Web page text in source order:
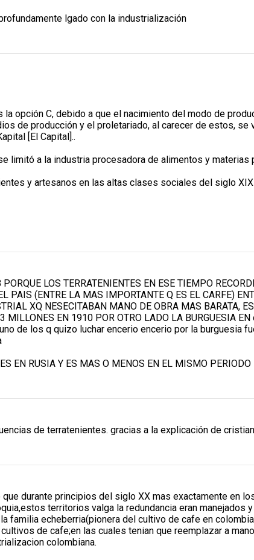
lgado con la industrialización
la opción C, debido a que el nacimiento del modo de
de producción y el proletariado, al carecer de estos,
[El Capital]..
limitó a la industria procesadora de alimentos y materias
y artesanos en las altas clases sociales del siglo
LOS TERRATENIENTES EN ESE TIEMPO
PAIS (ENTRE LA MAS IMPORTANTE Q ES EL CARFE)
XQ NESECITABAN MANO DE OBRA MAS BARATA,
MILLONES EN 1910 POR OTRO LADO LA BURGUESIA
de los q quizo luchar encerio encerio por la burguesia
EN RUSIA Y ES MAS O MENOS EN EL MISMO
de terratenientes. gracias a la explicación de
durante principios del siglo XX mas exactamente en
territorios valga la redundancia eran manejados
familia echeberria(pionera del cultivo de cafe en
de cafe;en las cuales tenian que reemplazar a
colombiana.